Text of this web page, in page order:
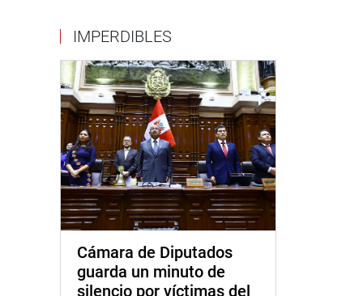
IMPERDIBLES
Cámara de Diputados
guarda un minuto de
silencio por víctimas del